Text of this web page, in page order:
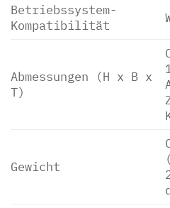
Betriebssystem-
Kompatibilität
Abmessungen (H x B x
T)
Gewicht